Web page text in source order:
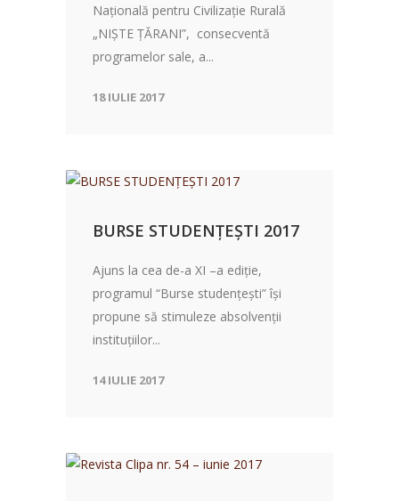
Națională pentru Civilizație Rurală
„NIȘTE ȚĂRANI”, consecventă
programelor sale, a...
18 IULIE 2017
BURSE STUDENȚEȘTI 2017
Ajuns la cea de-a XI –a ediție,
programul “Burse studențești” își
propune să stimuleze absolvenții
instituțiilor...
14 IULIE 2017